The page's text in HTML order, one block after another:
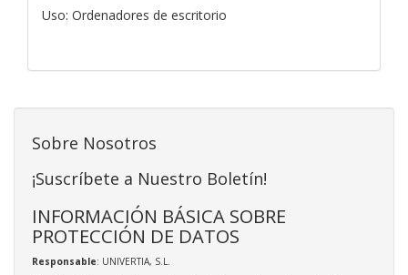
Uso: Ordenadores de escritorio
Sobre Nosotros
¡Suscríbete a Nuestro Boletín!
INFORMACIÓN BÁSICA SOBRE
PROTECCIÓN DE DATOS
Responsable: UNIVERTIA, S.L.